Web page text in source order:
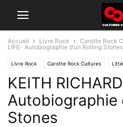
Accueil Livre Rock Carotte Rock
LIFE- Autobiographie d’un Rolling Stones
Livre Rock Carotte Rock Cultures
KEITH
Autobiographie
Stones